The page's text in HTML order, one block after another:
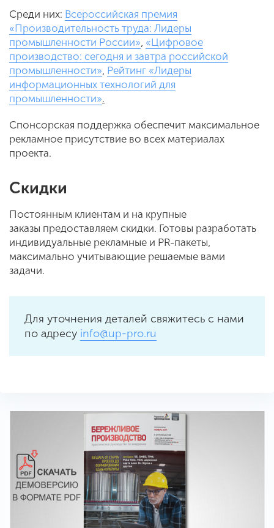
Среди них: Всероссийская премия
«Производительность труда: Лидеры
промышленности России», «Цифровое
производство: сегодня и завтра российской
промышленности», Рейтинг «Лидеры
информационных технологий для
промышленности».
Спонсорская поддержка обеспечит максимальное
рекламное присутствие во всех материалах
проекта.
Скидки
Постоянным клиентам и на крупные
заказы предоставляем скидки. Готовы разработать
индивидуальные рекламные и PR-пакеты,
максимально учитывающие решаемые вами
задачи.
Для уточнения деталей свяжитесь с нами
по адресу info@up-pro.ru